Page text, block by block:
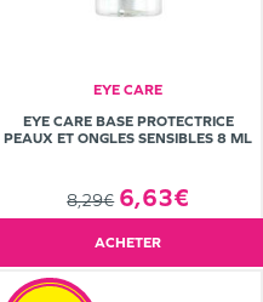
EYE CARE
EYE CARE BASE PROTECTRICE
PEAUX ET ONGLES SENSIBLES 8 ML
8,29€ 6,63€
ACHETER